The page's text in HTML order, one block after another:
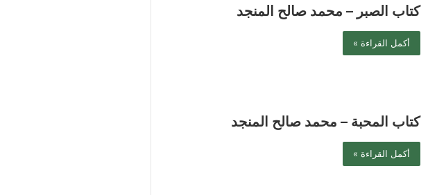
كتاب الصبر – محمد صالح المنجد
أكمل القراءة »
كتاب المحبة – محمد صالح المنجد
أكمل القراءة »